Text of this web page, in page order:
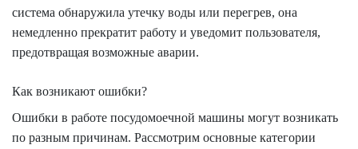
система обнаружила утечку воды или перегрев, она
немедленно прекратит работу и уведомит пользователя,
предотвращая возможные аварии.
Как возникают ошибки?
Ошибки в работе посудомоечной машины могут возникать
по разным причинам. Рассмотрим основные категории